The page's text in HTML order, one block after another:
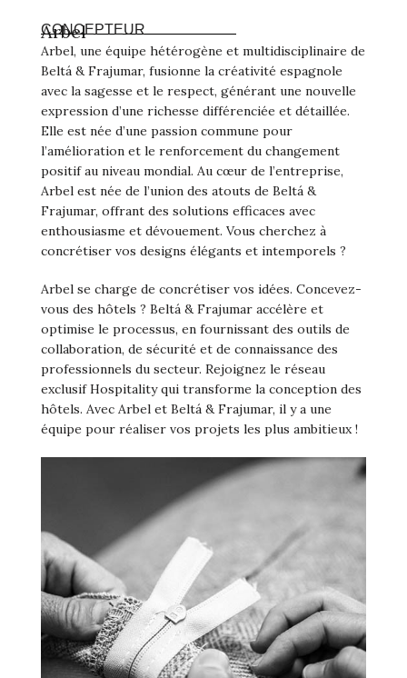
Arbel
CONCEPTEUR
Arbel, une équipe hétérogène et multidisciplinaire de
Beltá & Frajumar, fusionne la créativité espagnole
avec la sagesse et le respect, générant une nouvelle
expression d’une richesse différenciée et détaillée.
Elle est née d’une passion commune pour
l’amélioration et le renforcement du changement
positif au niveau mondial. Au cœur de l’entreprise,
Arbel est née de l’union des atouts de Beltá &
Frajumar, offrant des solutions efficaces avec
enthousiasme et dévouement. Vous cherchez à
concrétiser vos designs élégants et intemporels ?
Arbel se charge de concrétiser vos idées. Concevez-
vous des hôtels ? Beltá & Frajumar accélère et
optimise le processus, en fournissant des outils de
collaboration, de sécurité et de connaissance des
professionnels du secteur. Rejoignez le réseau
exclusif Hospitality qui transforme la conception des
hôtels. Avec Arbel et Beltá & Frajumar, il y a une
équipe pour réaliser vos projets les plus ambitieux !